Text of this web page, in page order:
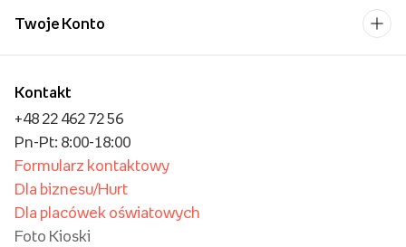
Kontakt
+48 22 462 72 56
Pn-Pt: 8:00-18:00
Formularz kontaktowy
Dla biznesu/Hurt
Dla placówek oświatowych
Foto Kioski
Twoje Konto